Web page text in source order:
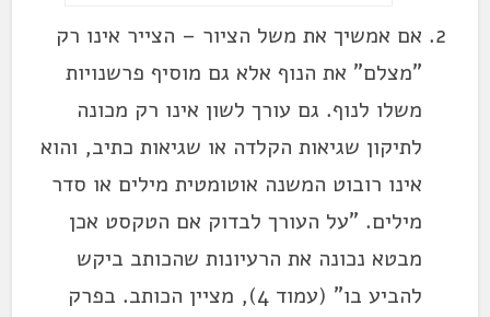
אם אמשיך את משל הציור – הצייר אינו רק
"מצלם" את הנוף אלא גם מוסיף פרשנויות
משלו לנוף. גם עורך לשון אינו רק מכונה
לתיקון שגיאות הקלדה או שגיאות כתיב, והוא
אינו רובוט המשנה אוטומטית מילים או סדר
מילים. "על העורך לבדוק אם הטקסט אכן
מבטא נכונה את הרעיונות שהכותב ביקש
להביע בו" (עמוד 4), מציין הכותב. בפרק